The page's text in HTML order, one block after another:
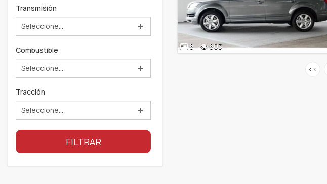
Transmisión
Seleccione...
Combustible
Seleccione...
Tracción
Seleccione...
FILTRAR
6 603
<<